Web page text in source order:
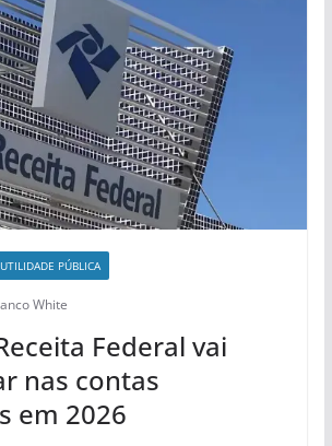
UTILIDADE PÚBLICA
White
Federal vai
nas contas
em 2026